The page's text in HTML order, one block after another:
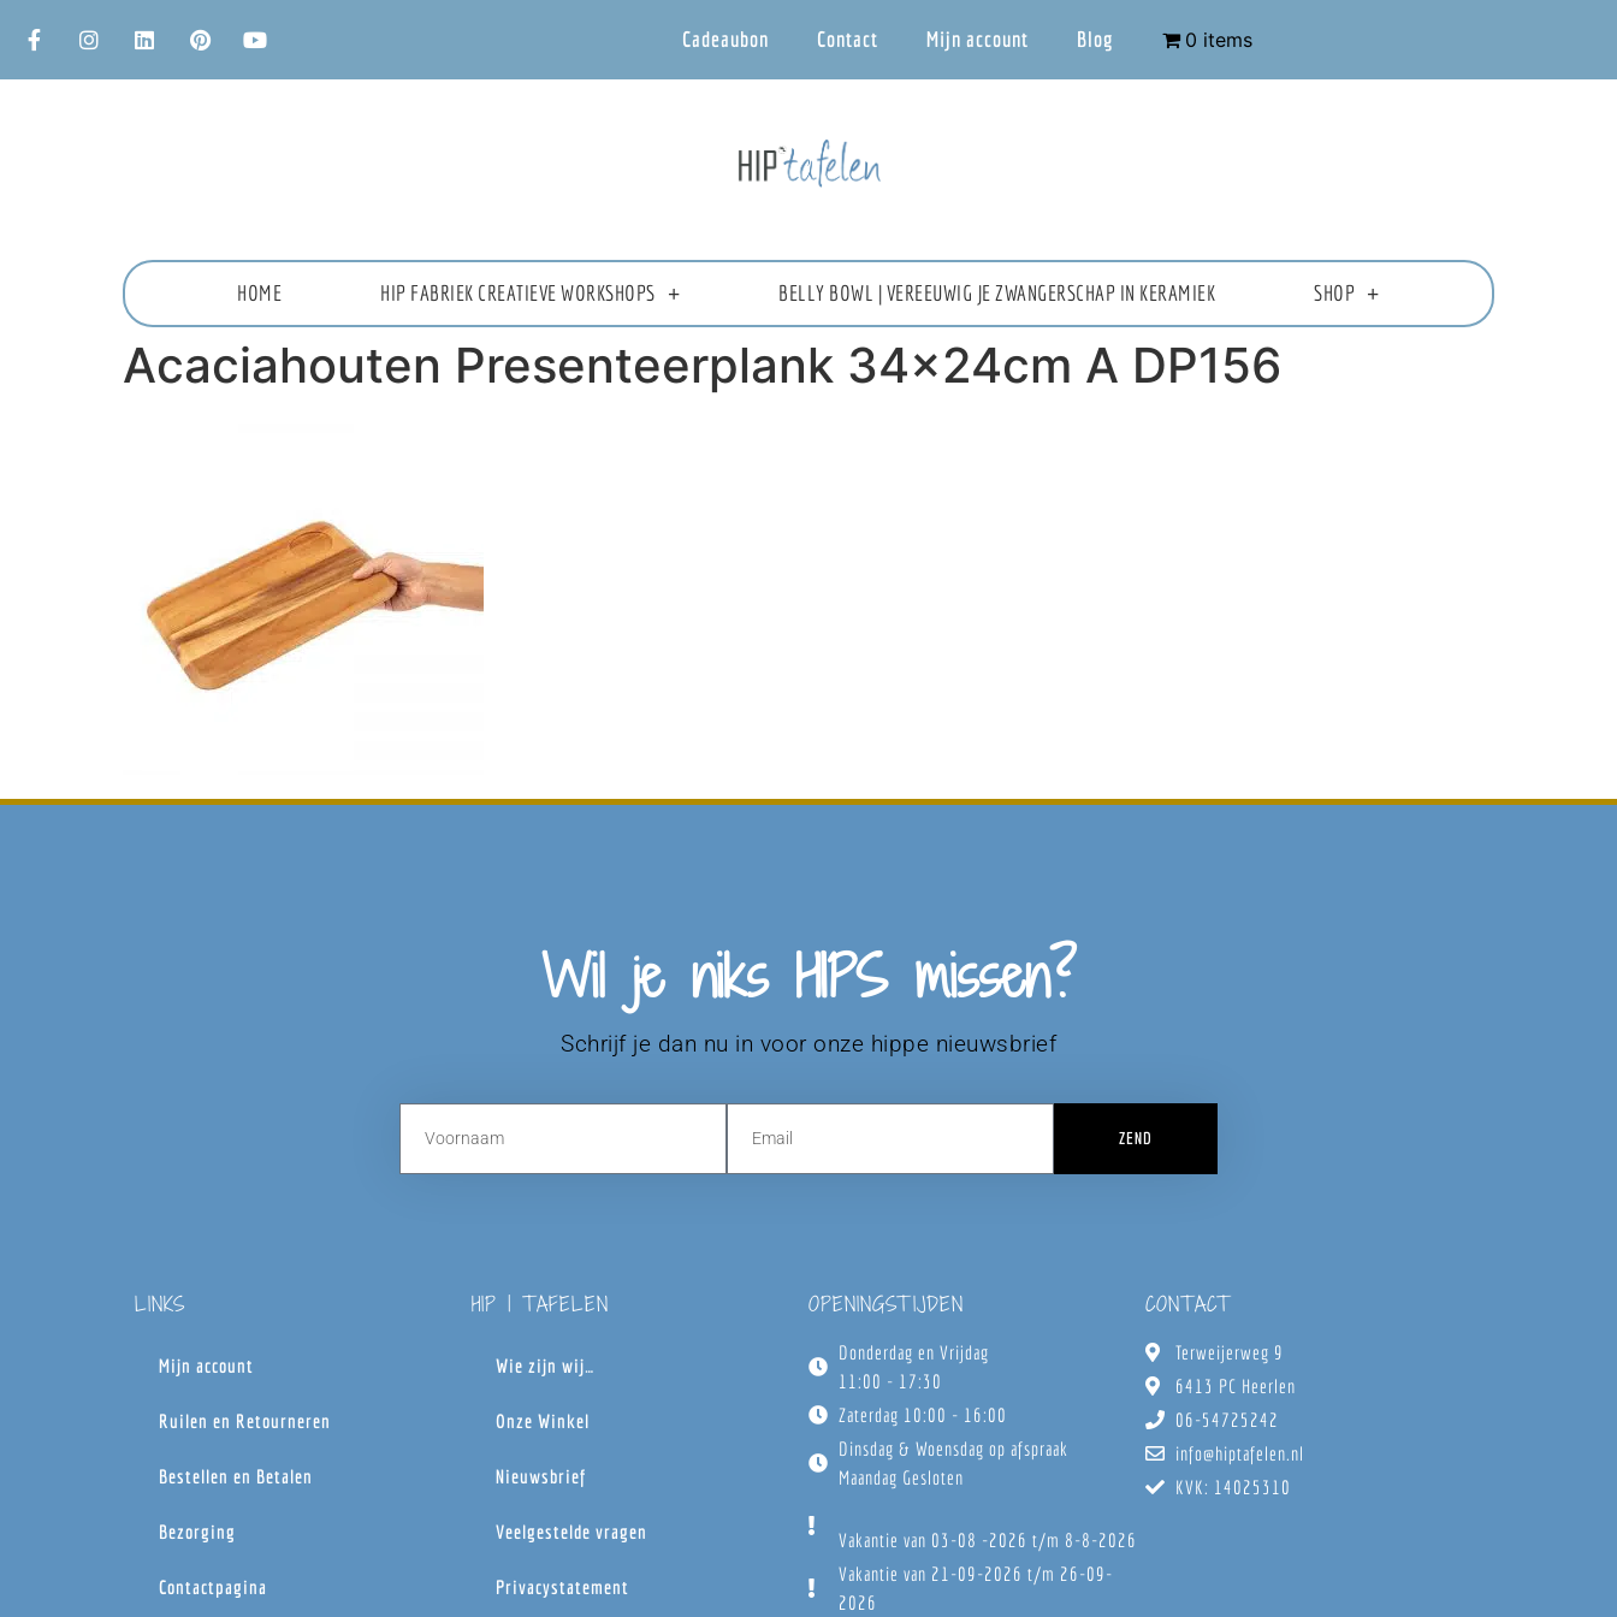
Cadeaubon Contact Mijn account Blog 0 items
HOME HIP FABRIEK CREATIEVE WORKSHOPS BELLY BOWL | VEREEUWIG JE ZWANGERSCHAP IN KERAMIEK SHOP
Acaciahouten Presenteerplank 34x24cm A DP156
Wil je niks HIPS missen?
Schrijf je dan nu in voor onze hippe nieuwsbrief
ZEND
LINKS
Mijn account
Ruilen en Retourneren
Bestellen en Betalen
Bezorging
Contactpagina
HIP | TAFELEN
Wie zijn wij…
Onze Winkel
Nieuwsbrief
Veelgestelde vragen
Privacystatement
OPENINGSTIJDEN
Donderdag en Vrijdag
11:00 - 17:30
Zaterdag 10:00 - 16:00
Dinsdag & Woensdag op afspraak
Maandag Gesloten
Vakantie van 03-08 -2026 t/m 8-8-2026
Vakantie van 21-09-2026 t/m 26-09-
2026
CONTACT
Terweijerweg 9
6413 PC Heerlen
06-54725242
info@hiptafelen.nl
KVK: 14025310